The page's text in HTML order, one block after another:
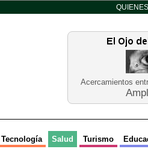
Acercamientos
Tecnología Salud Turismo